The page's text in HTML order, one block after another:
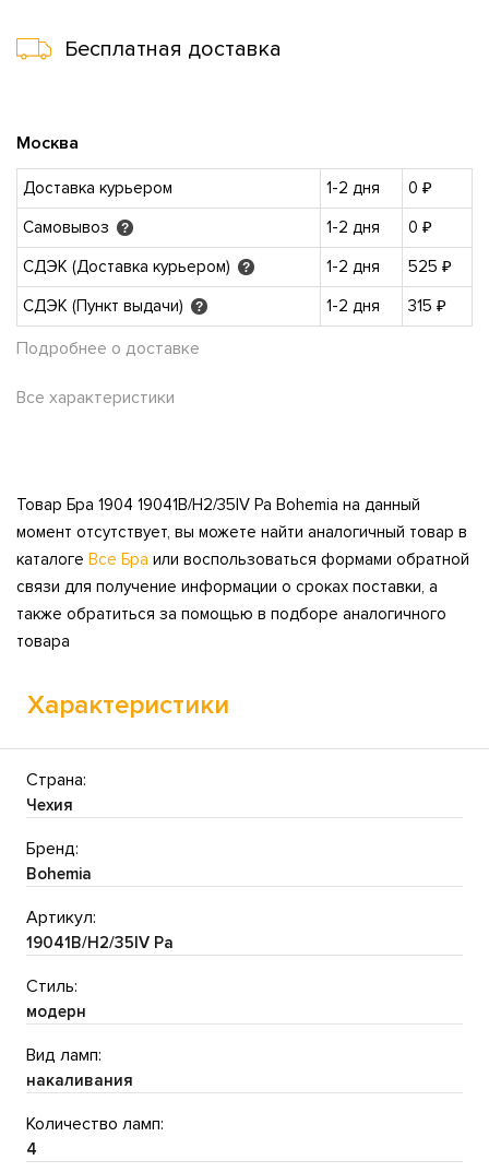
Бесплатная доставка
Москва
Доставка курьером 1-2 дня
0 ₽
Самовывоз
? 1-2 дня
0 ₽
СДЭК (Доставка курьером)
? 1-2 дня
525 ₽
СДЭК (Пункт выдачи)
? 1-2 дня 315 ₽
Подробнее о доставке
Все характеристики
Товар Бра 1904 19041B/H2/35IV Pa Bohemia на данный
момент отсутствует, вы можете найти аналогичный товар в
каталоге Все Бра или воспользоваться формами обратной
связи для получение информации о сроках поставки, а
также обратиться за помощью в подборе аналогичного
товара
Характеристики
Страна:
Чехия
Бренд:
Bohemia
Артикул:
19041B/H2/35IV Pa
Стиль:
модерн
Вид ламп:
накаливания
Количество ламп:
4